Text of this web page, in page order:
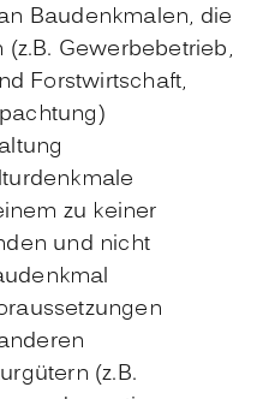
Baudenkmalen, die
Gewerbebetrieb,
Forstwirtschaft,
zu keiner
und nicht
(z.B.